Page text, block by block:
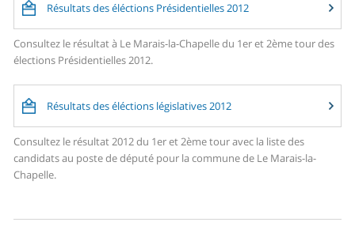
Résultats des éléctions Présidentielles 2012
Consultez le résultat à Le Marais-la-Chapelle du 1er et 2ème tour des
élections Présidentielles 2012.
Résultats des éléctions législatives 2012
Consultez le résultat 2012 du 1er et 2ème tour avec la liste des
candidats au poste de député pour la commune de Le Marais-la-
Chapelle.